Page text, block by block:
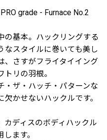
PRO grade - Furnace No.2
の基本。ハックリングする
なスタイルに巻いても美し
、さすがフライタイイング
リの羽根。
・ザ・ハッチ・パターンな
かせないハックルです。
カディスのボディハックル
ます。